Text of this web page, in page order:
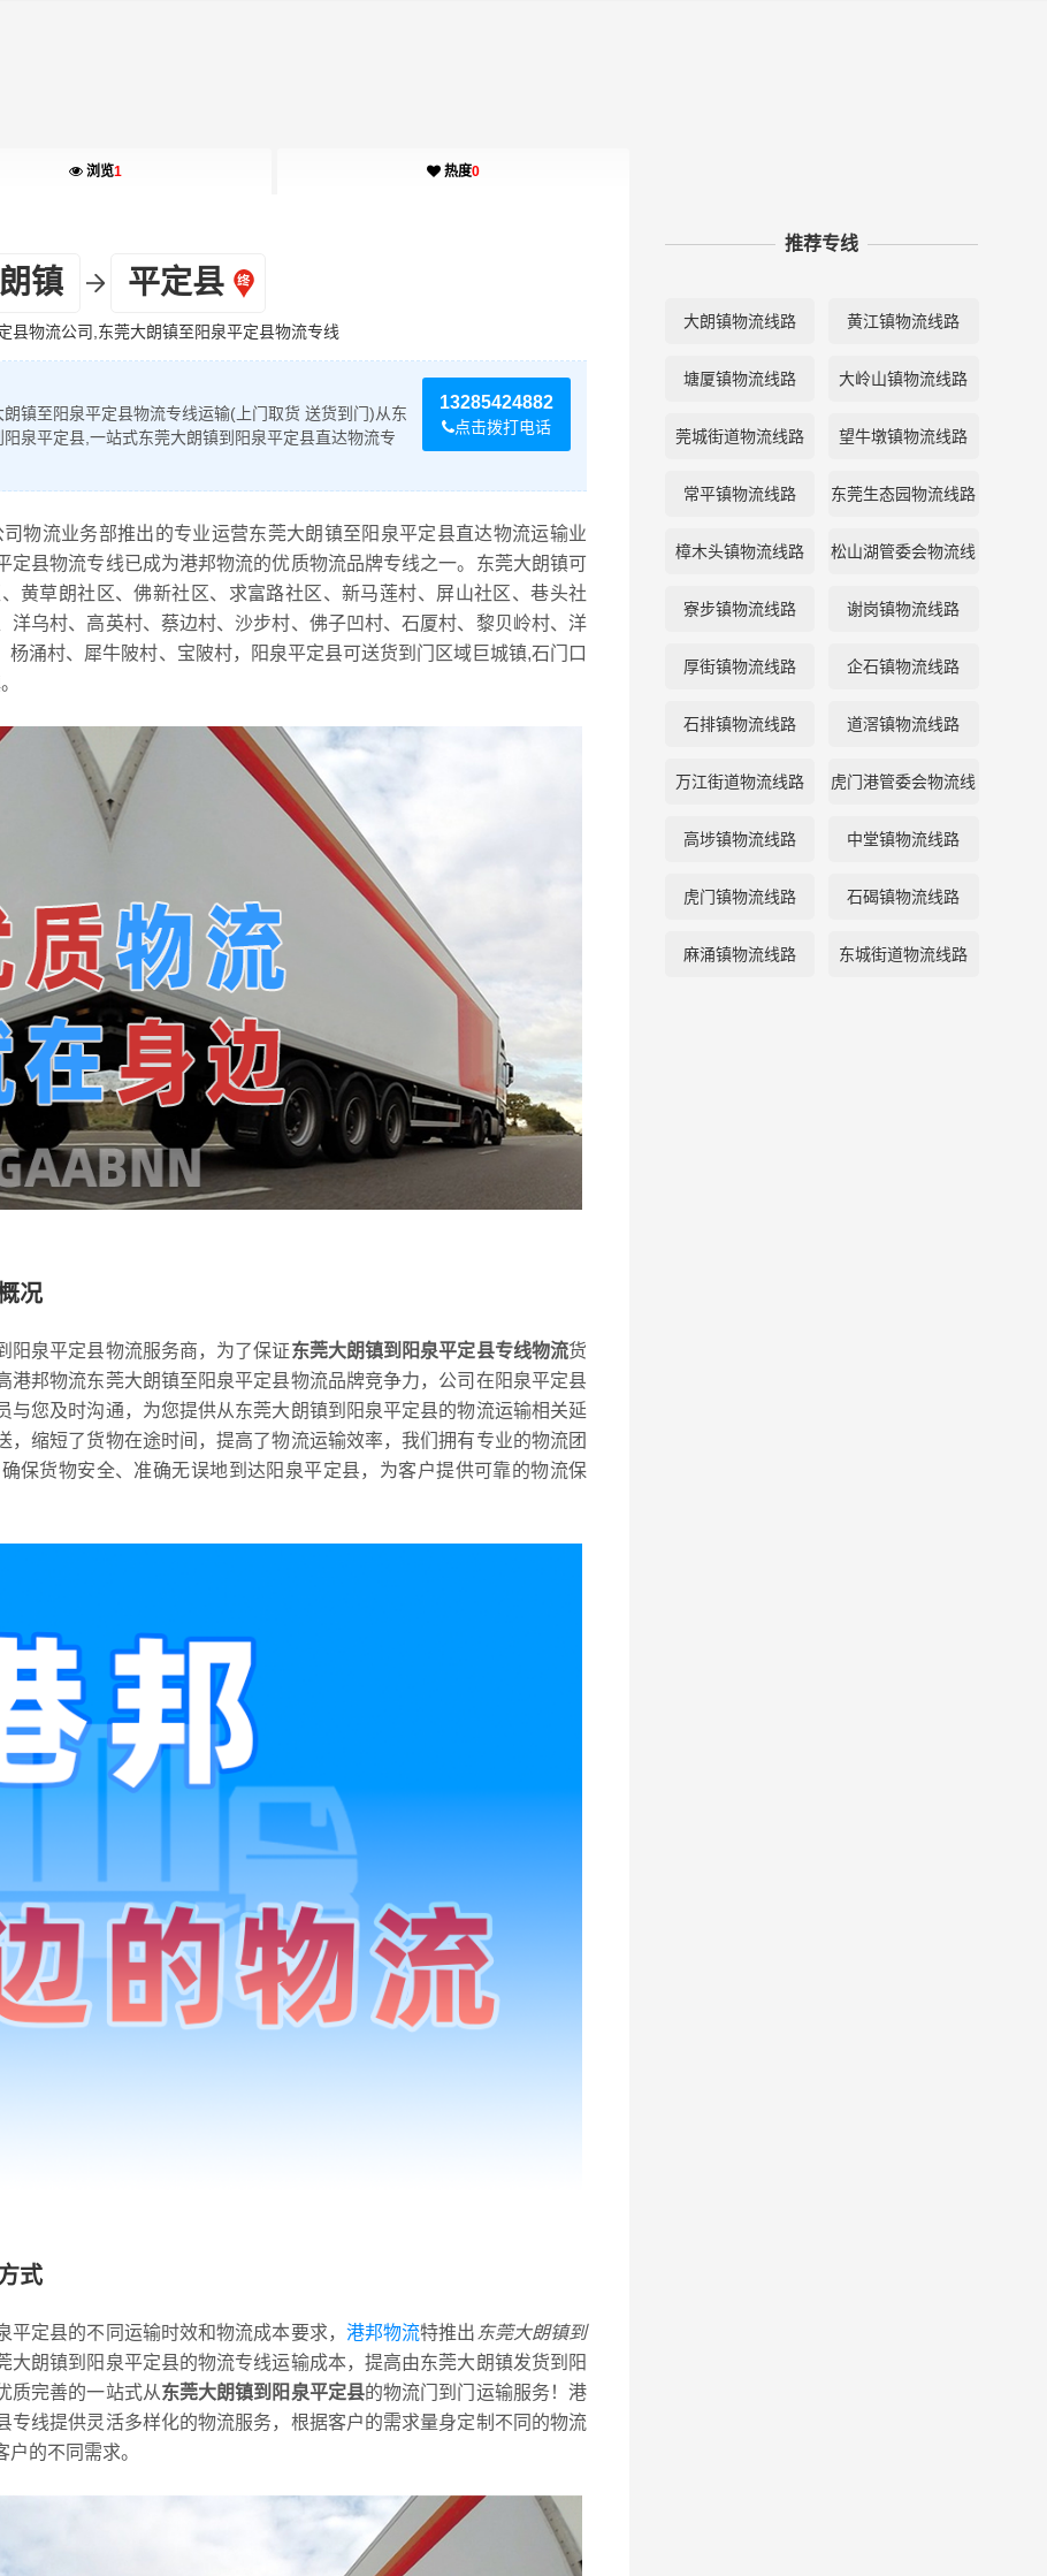
浏览1 热度0
镇 平定县
县物流公司,东莞大朗镇至阳泉平定县物流专线
13285424882
点击拨打电话
镇至阳泉平定县物流专线运输(上门取货 送货到门)从东
泉平定县,一站式东莞大朗镇到阳泉平定县直达物流专
物流业务部推出的专业运营东莞大朗镇至阳泉平定县直达物流运输业
定县物流专线已成为港邦物流的优质物流品牌专线之一。东莞大朗镇可
黄草朗社区、佛新社区、求富路社区、新马莲村、屏山社区、巷头社
洋乌村、高英村、蔡边村、沙步村、佛子凹村、石厦村、黎贝岭村、洋
涌村、犀牛陂村、宝陂村，阳泉平定县可送货到门区域巨城镇,石门口
况
阳泉平定县物流服务商，为了保证东莞大朗镇到阳泉平定县专线物流货
邦物流东莞大朗镇至阳泉平定县物流品牌竞争力，公司在阳泉平定县
与您及时沟通，为您提供从东莞大朗镇到阳泉平定县的物流运输相关延
缩短了货物在途时间，提高了物流运输效率，我们拥有专业的物流团
保货物安全、准确无误地到达阳泉平定县，为客户提供可靠的物流保
式
定县的不同运输时效和物流成本要求， 港邦物流特推出 东莞大朗镇到
大朗镇到阳泉平定县的物流专线运输成本，提高由东莞大朗镇发货到阳
质完善的一站式从东莞大朗镇到阳泉平定县的物流门到门运输服务！港
线提供灵活多样化的物流服务，根据客户的需求量身定制不同的物流
的不同需求。
推荐专线
大朗镇物流线路 黄江镇物流线路
塘厦镇物流线路 大岭山镇物流线路
莞城街道物流线路 望牛墩镇物流线路
常平镇物流线路 东莞生态园物流线路
樟木头镇物流线路 松山湖管委会物流线
路
寮步镇物流线路 谢岗镇物流线路
厚街镇物流线路 企石镇物流线路
石排镇物流线路 道滘镇物流线路
万江街道物流线路 虎门港管委会物流线
路
高埗镇物流线路 中堂镇物流线路
虎门镇物流线路 石碣镇物流线路
麻涌镇物流线路 东城街道物流线路